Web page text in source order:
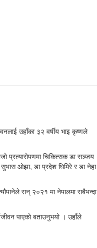
उहाँका ३२ वर्षीय भाइ कृष्णले
प्रत्यारोपणमा चिकित्सक डा सञ्जय
ओझा, डा प्रदेश घिमिरे र डा नेहा
सन् २०२१ मा नेपालमा सबैभन्दा
पाएको बताउनुभयो । उहाँले